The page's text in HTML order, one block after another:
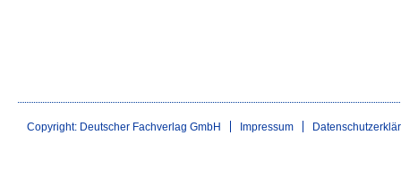
Copyright: Deutscher Fachverlag GmbH Impressum